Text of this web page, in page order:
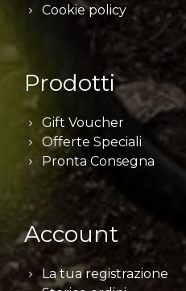
Cookie policy
Prodotti
Gift Voucher
Offerte Speciali
Pronta Consegna
Account
La tua registrazione